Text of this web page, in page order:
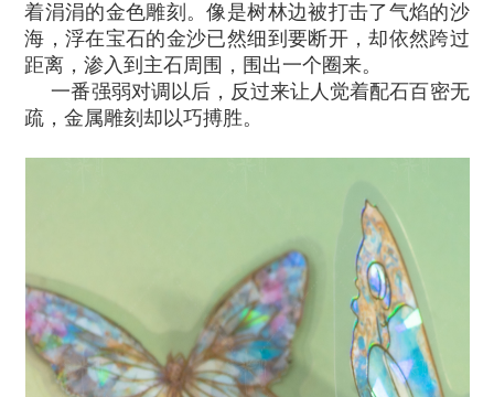
着涓涓的金色雕刻。像是树林边被打击了气焰的沙
海，浮在宝石的金沙已然细到要断开，却依然跨过
距离，渗入到主石周围，围出一个圈来。
一番强弱对调以后，反过来让人觉着配石百密无
疏，金属雕刻却以巧搏胜。